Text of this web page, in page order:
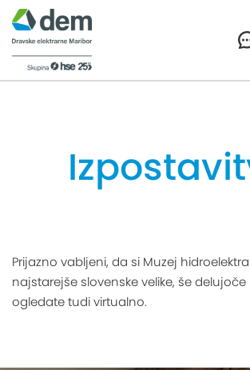
Prijazno vabljeni, da si Muzej
najstarejše slovenske velike, še
ogledate tudi virtualno.